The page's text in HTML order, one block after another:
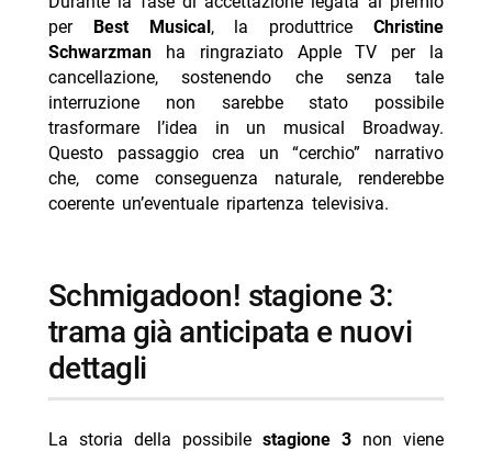
per
Best Musical , la produttriceChristine
Schwarzmanha ringraziato Apple TV per la
cancellazione, sostenendo che senza tale
interruzione non sarebbe stato possibile
trasformare l’idea in un musical Broadway.
Questo passaggio crea un “cerchio” narrativo
che, come conseguenza naturale, renderebbe
coerente un’eventuale ripartenza televisiva.
Schmigadoon! stagione 3:
trama già anticipata e nuovi
dettagli
La storia della possibilestagione 3 non viene